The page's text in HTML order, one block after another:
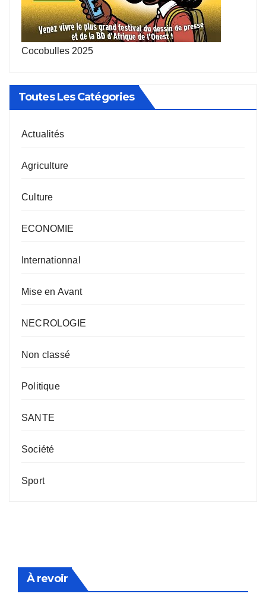
Cocobulles 2025
Toutes Les Catégories
Actualités
Agriculture
Culture
ECONOMIE
Internationnal
Mise en Avant
NECROLOGIE
Non classé
Politique
SANTE
Société
Sport
À revoir